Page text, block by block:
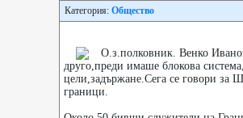
Категория: Общество
О.з.полковник. Венко
друго,преди имаше блокова
цели,задържане.Сега се говори за
граници.